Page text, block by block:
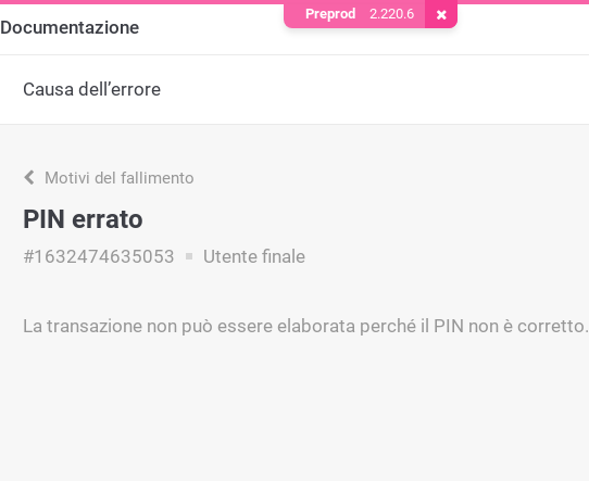
Documentazione
Causa dell’errore
Motivi del fallimento
PIN errato
#1632474635053 Utente finale
La transazione non può essere elaborata perché il PIN non è corretto.
Preprod 2.220.6 Rimuovere il cookie